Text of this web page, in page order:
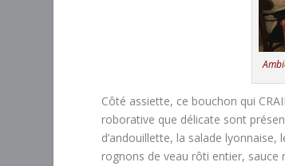
Côté assiette, ce bouchon qui
roborative que délicate sont
d’andouillette, la salade
rognons de veau rôti entier,